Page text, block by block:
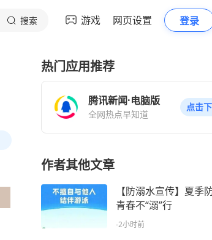
搜索 游戏 网页设置 登录
热门应用推荐
腾讯新闻·电脑版
全网热点早知道
点击
作者其他文章
【防溺水宣传】夏季
青春不“溺”行
-2小时前